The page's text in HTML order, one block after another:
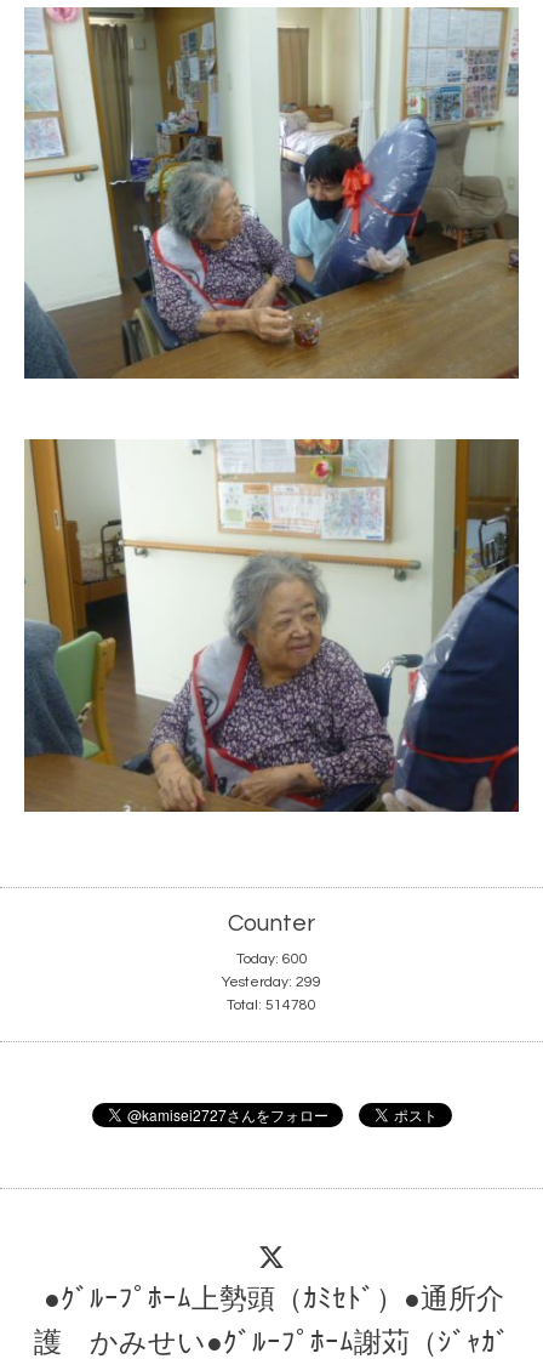
Counter
Today: 600
Yesterday: 299
Total: 514780
●ｸﾞﾙｰﾌﾟﾎｰﾑ上勢頭（ｶﾐｾﾄﾞ）●通所介
護 かみせい●ｸﾞﾙｰﾌﾟﾎｰﾑ謝苅（ｼﾞｬｶﾞ